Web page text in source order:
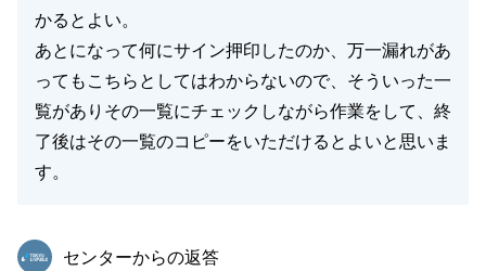
かるとよい。
あとになって何にサイン押印したのか、万一漏れがあ
ってもこちらとしてはわからないので、そういった一
覧がありその一覧にチェックしながら作業をして、終
了後はその一覧のコピーをいただけるとよいと思いま
す。
東急リバブル
センターからの返答